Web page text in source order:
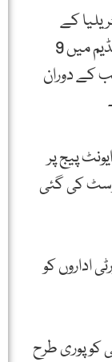
کے
دورے کے دوران میلبرن کے مارول اسٹیڈیم میں 9
کے دوران
پیج پر
کی گئی
اداروں کو
پوری طرح